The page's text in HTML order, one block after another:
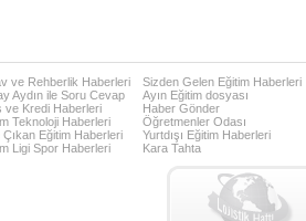
ve Rehberlik Haberleri
Aydın ile Soru Cevap
ve Kredi Haberleri
Teknoloji Haberleri
Çıkan Eğitim Haberleri
Ligi Spor Haberleri
Sizden Gelen Eğitim Haberleri
Ayın Eğitim dosyası
Haber Gönder
Öğretmenler Odası
Yurtdışı Eğitim Haberleri
Kara Tahta